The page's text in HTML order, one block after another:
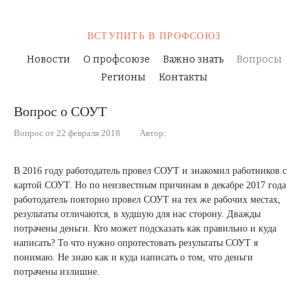
ВСТУПИТЬ В ПРОФСОЮЗ
Новости О профсоюзе Важно знать
Вопросы
Регионы
Контакты
Вопрос о СОУТ
Вопрос от 22 февраля 2018 Автор:
В 2016 году работодатель провел СОУТ и знакомил работников с
картой СОУТ. Но по неизвестным причинам в декабре 2017 года
работодатель повторно провел СОУТ на тех же рабочих местах,
результаты отличаются, в худшую для нас сторону. Дважды
потрачены деньги. Кто может подсказать как правильно и куда
написать? То что нужно опротестовать результаты СОУТ я
понимаю. Не знаю как и куда написать о том, что деньги
потрачены излишне.